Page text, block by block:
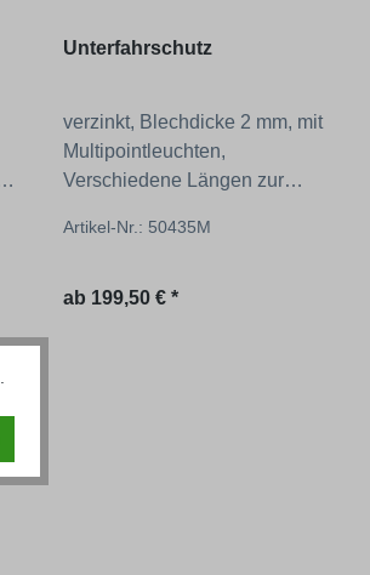
Unterfahrschutz
verzinkt, Blechdicke 2 mm, mit
Multipointleuchten,
Verschiedene Längen zur
Artikel-Nr.: 50435M
Regulärer Preis:
ab 199,50 € *
.